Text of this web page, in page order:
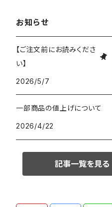
お知らせ
【ご注文前にお読みくださ
い】
2026/5/7
一部商品の値上げについて
2026/4/22
記事一覧を見る